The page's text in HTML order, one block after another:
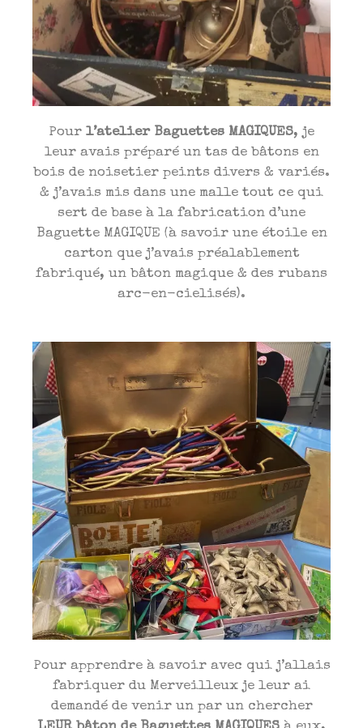
Pour l’atelier Baguettes MAGIQUES, je
leur avais préparé un tas de bâtons en
bois de noisetier peints divers & variés.
& j’avais mis dans une malle tout ce qui
sert de base à la fabrication d’une
Baguette MAGIQUE (à savoir une étoile en
carton que j’avais préalablement
fabriqué, un bâton magique & des rubans
arc-en-cielisés).
Pour apprendre à savoir avec qui j’allais
fabriquer du Merveilleux je leur ai
demandé de venir un par un chercher